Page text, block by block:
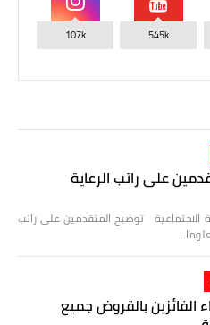
545k
107k
على راتب الرعاية
الاجتماعية توضيح المتقدمين على راتب
الفائزين بالقروض جميع